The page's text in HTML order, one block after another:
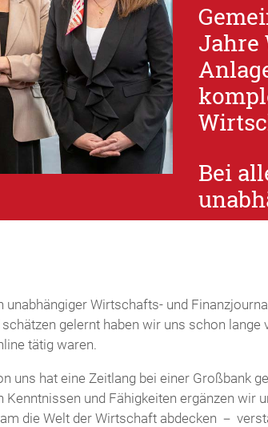
Jahre
Bei
Wirtschafts- und
gelernt haben wir uns schon
tätig waren.
uns hat eine Zeitlang bei einer Großbank
und Fähigkeiten ergänzen wir
die Welt der Wirtschaft abdecken －